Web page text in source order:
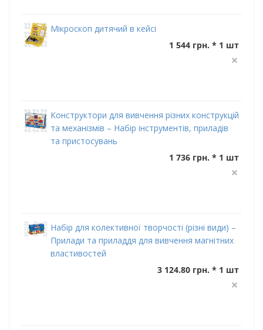
Мікроскоп дитячий в кейсі
1 544 грн. * 1 шт
Конструктори для вивчення різних конструкцій
та механізмів – Набір інструментів, приладів
та пристосувань
1 736 грн. * 1 шт
Набір для колективної творчості (різні види) –
Прилади та приладдя для вивчення магнітних
властивостей
3 124.80 грн. * 1 шт